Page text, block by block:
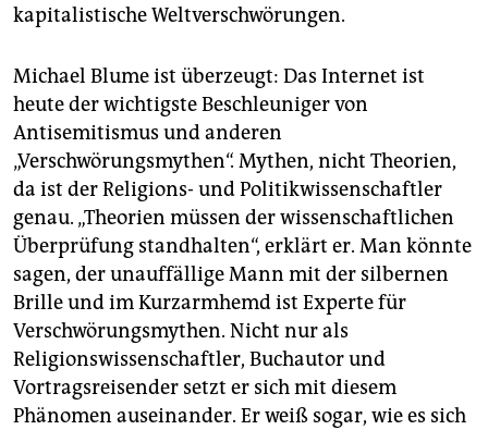
kapitalistische Weltverschwörungen.
Michael Blume ist überzeugt: Das Internet ist
heute der wichtigste Beschleuniger von
Antisemitismus und anderen
„Verschwörungsmythen“. Mythen, nicht Theorien,
da ist der Religions- und Politikwissenschaftler
genau. „Theorien müssen der wissenschaftlichen
Überprüfung standhalten“, erklärt er. Man könnte
sagen, der unauffällige Mann mit der silbernen
Brille und im Kurzarmhemd ist Experte für
Verschwörungsmythen. Nicht nur als
Religionswissenschaftler, Buchautor und
Vortragsreisender setzt er sich mit diesem
Phänomen auseinander. Er weiß sogar, wie es sich